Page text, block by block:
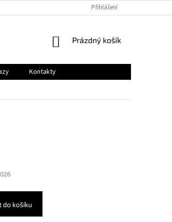
Přihlášení
NÁKUPNÍ
Prázdný košík
Kontakty
do košíku